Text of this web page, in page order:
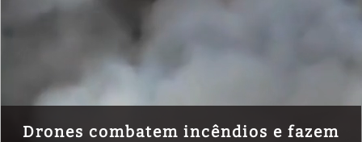
Drones combatem incêndios e fazem